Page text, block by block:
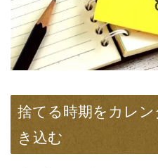
捨てる時期をカレ
き込む